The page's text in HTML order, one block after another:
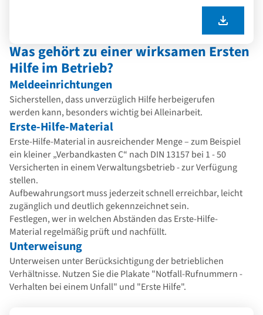
Was gehört zu einer wirksamen Ersten
Hilfe im Betrieb?
Meldeeinrichtungen
Sicherstellen, dass unverzüglich Hilfe herbeigerufen
werden kann, besonders wichtig bei Alleinarbeit.
Erste-Hilfe-Material
Erste-Hilfe-Material in ausreichender Menge – zum Beispiel
ein kleiner „Verbandkasten C“ nach DIN 13157 bei 1 - 50
Versicherten in einem Verwaltungsbetrieb - zur Verfügung
stellen.
Aufbewahrungsort muss jederzeit schnell erreichbar, leicht
zugänglich und deutlich gekennzeichnet sein.
Festlegen, wer in welchen Abständen das Erste-Hilfe-
Material regelmäßig prüft und nachfüllt.
Unterweisung
Unterweisen unter Berücksichtigung der betrieblichen
Verhältnisse. Nutzen Sie die Plakate "Notfall-Rufnummern -
Verhalten bei einem Unfall" und "Erste Hilfe".